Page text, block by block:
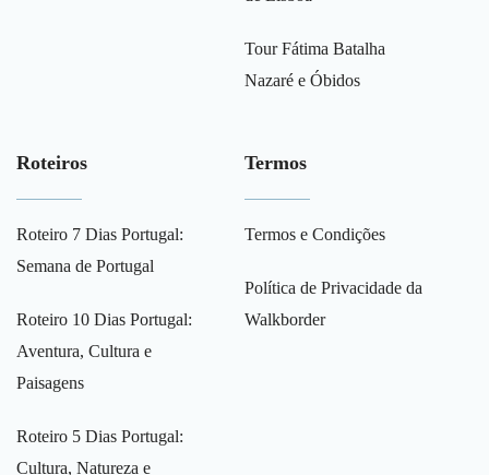
Tour Fátima Batalha
Nazaré e Óbidos
Roteiros
Roteiro 7 Dias Portugal:
Semana de Portugal
Roteiro 10 Dias Portugal:
Aventura, Cultura e
Paisagens
Roteiro 5 Dias Portugal:
Cultura, Natureza e
Termos
Termos e Condições
Política de Privacidade da
Walkborder